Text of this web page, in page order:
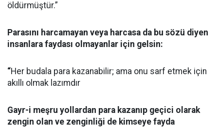
öldürmüştür.”
Parasını harcamayan veya harcasa da bu sözü diyen
insanlara faydası olmayanlar için gelsin:
“Her budala para kazanabilir; ama onu sarf etmek için
akıllı olmak lazımdır
Gayr-i meşru yollardan para kazanıp geçici olarak
zengin olan ve zenginliği de kimseye fayda